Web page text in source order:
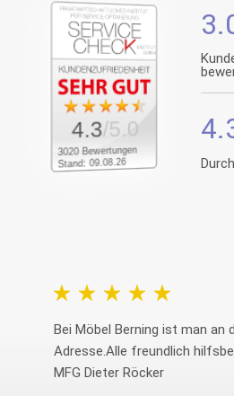
3020 Bewertungen
Stand: 09.08.26
4.3/5.0
ist man an der absolut richtige
freundlich hilfsbereit bis zum